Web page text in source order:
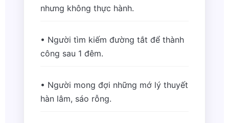
nhưng không thực hành.
• Người tìm kiếm đường tắt để thành
công sau 1 đêm.
• Người mong đợi những mớ lý thuyết
hàn lâm, sáo rỗng.